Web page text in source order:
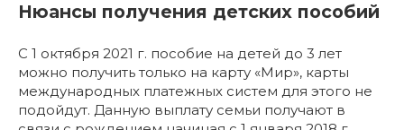
Нюансы получения детских пособий
С 1 октября 2021 г. пособие на детей до 3 лет
можно получить только на карту «Мир», карты
международных платежных систем для этого не
подойдут. Данную выплату семьи получают в